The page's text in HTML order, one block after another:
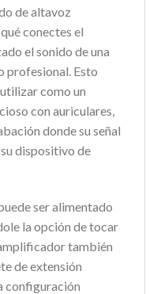
de altavoz
conectes el
el sonido de una
profesional. Esto
como un
con auriculares,
donde su señal
dispositivo de
ser alimentado
la opción de tocar
también
de extensión
configuración